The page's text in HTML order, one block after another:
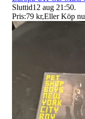
Sluttid12 aug 21:50.
Pris:79 kr,Eller Köp nu